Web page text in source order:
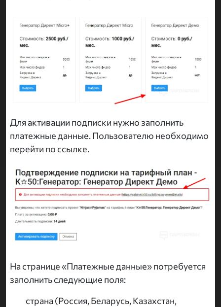
Для активации подписки нужно заполнить
платежные данные. Пользователю необходимо
перейти по ссылке.
На странице «Платежные данные» потребуется
заполнить следующие поля:
страна (Россия, Беларусь, Казахстан,